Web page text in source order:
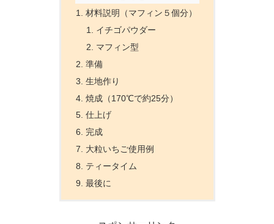
材料説明（マフィン５個分）
イチゴパウダー
マフィン型
準備
生地作り
焼成（170℃で約25分）
仕上げ
完成
大粒いちご使用例
ティータイム
最後に